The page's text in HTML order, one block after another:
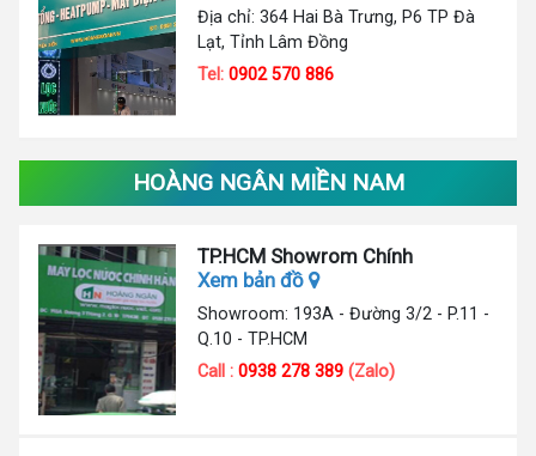
Địa chỉ: 364 Hai Bà Trưng, P6 TP Đà
Lạt, Tỉnh Lâm Đồng
Tel:0902 570 886
HOÀNG NGÂN MIỀN NAM
TP.HCM Showrom Chính
Xem bản đồ
Showroom: 193A - Đường 3/2 - P.11 -
Q.10 - TP.HCM
Call :0938 278 389(Zalo)